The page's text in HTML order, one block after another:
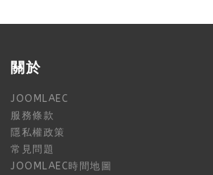
關於
JOOMLAEC
服務條款
隱私權政策
常見問題
JOOMLAEC時間地圖